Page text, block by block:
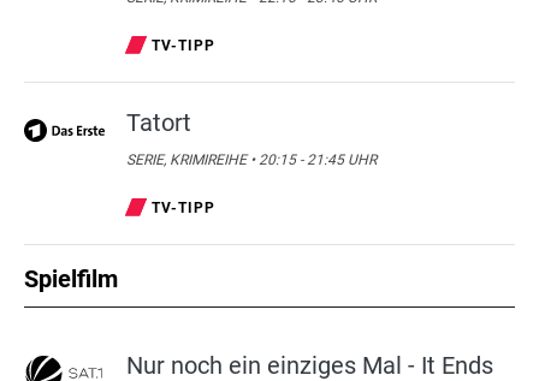
TV-TIPP
Tatort
SERIE, KRIMIREIHE • 20:15 - 21:45 UHR
TV-TIPP
Spielfilm
Nur noch ein einziges Mal - It Ends